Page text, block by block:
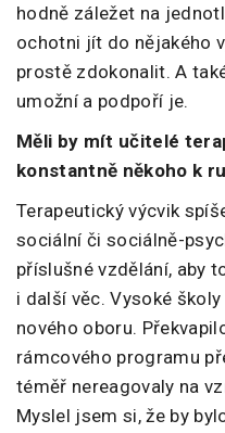
hodně záležet na
ochotni jít do nějakého
prostě zdokonalit. A
umožní a podpoří je.
Měli by mít učitelé
konstantně někoho k
Terapeutický výcvik
sociální či sociálně-
příslušné vzdělání, aby
i další věc. Vysoké
nového oboru.
rámcového programu
téměř nereagovaly na
Myslel jsem si, že by